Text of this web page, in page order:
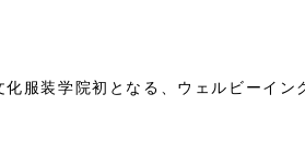
服装学院初となる、ウェルビーイ